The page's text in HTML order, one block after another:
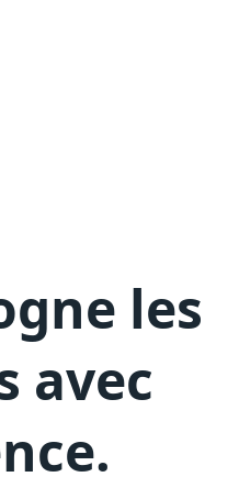
les
avec
.